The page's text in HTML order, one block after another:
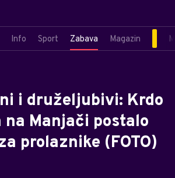
Info Sport Zabava Magazin
i druželjubivi: Krdo
na Manjači postalo
prolaznike (FOTO)